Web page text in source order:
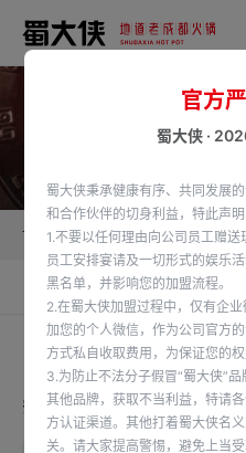
首页 蜀大侠新闻 品牌大数据
品牌大数据
蜀大侠4月开启第四届福利粉丝
查看详情
官方
蜀大侠 ·
蜀大侠秉承健康有序、共同发展
和合作伙伴的切身利益，特此声明
1.不要以任何理由向公司员工赠
员工安排宴请及一切形式的娱乐
黑名单，并影响您的加盟流程。
2.在蜀大侠加盟过程中，仅有企
加您的个人微信，作为公司官方
方式私自收取费用，为保证您的
3.为防止不法分子假冒“蜀大侠”
其他品牌，获取不当利益，特请
方认证渠道。其他打着蜀大侠名
关。请大家提高警惕，避免上当受